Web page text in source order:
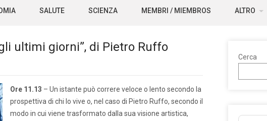
SALUTE SCIENZA MEMBRI / MIEMBROS ALTRO
ultimi giorni”, di Pietro Ruffo
Ore 11.13 – Un istante può correre veloce o lento secondo la
prospettiva di chi lo vive o, nel caso di Pietro Ruffo, secondo il
modo in cui viene trasformato dalla sua visione artistica,
Cerca